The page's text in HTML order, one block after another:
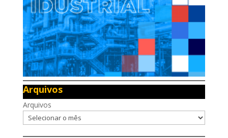
Arquivos
Arquivos